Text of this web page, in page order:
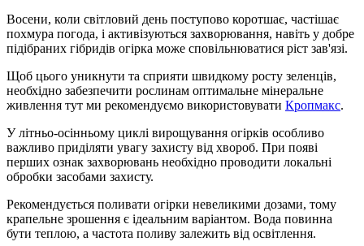
Восени, коли світловий день поступово коротшає, частішає
похмура погода, і активізуються захворювання, навіть у добре
підібраних гібридів огірка може сповільнюватися ріст зав'язі.
Щоб цього уникнути та сприяти швидкому росту зеленців,
необхідно забезпечити рослинам оптимальне мінеральне
живлення тут ми рекомендуємо використовувати Кропмакс.
У літньо-осінньому циклі вирощування огірків особливо
важливо приділяти увагу захисту від хвороб. При появі
перших ознак захворювань необхідно проводити локальні
обробки засобами захисту.
Рекомендується поливати огірки невеликими дозами, тому
крапельне зрошення є ідеальним варіантом. Вода повинна
бути теплою, а частота поливу залежить від освітлення.